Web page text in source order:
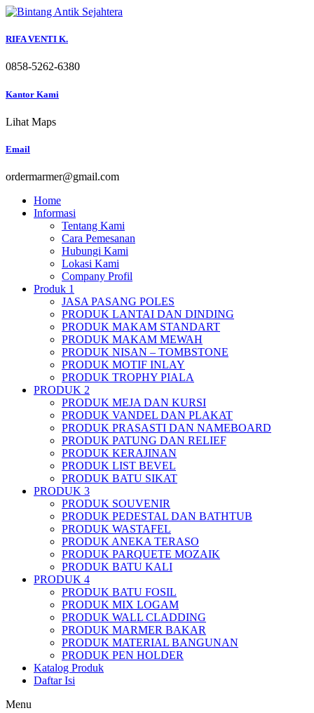
Skip
content
RIFA VENTI K.
0858-5262-6380
Kantor Kami
Lihat Maps
Email
ordermarmer@gmail.com
Home
Informasi
Tentang Kami
Cara Pemesanan
Hubungi Kami
Lokasi Kami
Company Profil
Produk 1
JASA PASANG POLES
PRODUK LANTAI DAN DINDING
PRODUK MAKAM STANDART
PRODUK MAKAM MEWAH
PRODUK NISAN – TOMBSTONE
PRODUK MOTIF INLAY
PRODUK TROPHY PIALA
PRODUK 2
PRODUK MEJA DAN KURSI
PRODUK VANDEL DAN PLAKAT
PRODUK PRASASTI DAN NAMEBOARD
PRODUK PATUNG DAN RELIEF
PRODUK KERAJINAN
PRODUK LIST BEVEL
PRODUK BATU SIKAT
PRODUK 3
PRODUK SOUVENIR
PRODUK PEDESTAL DAN BATHTUB
PRODUK WASTAFEL
PRODUK ANEKA TERASO
PRODUK PARQUETE MOZAIK
PRODUK BATU KALI
PRODUK 4
PRODUK BATU FOSIL
PRODUK MIX LOGAM
PRODUK WALL CLADDING
PRODUK MARMER BAKAR
PRODUK MATERIAL BANGUNAN
PRODUK PEN HOLDER
Katalog Produk
Daftar Isi
Menu